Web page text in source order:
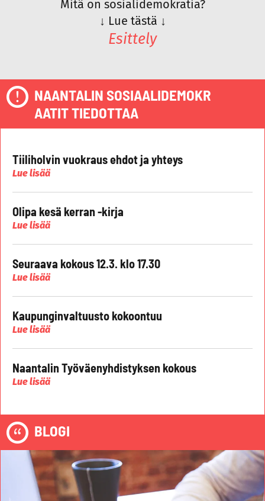
Mitä on sosialidemokratia?
↓ Lue tästä ↓
Esittely
NAANTALIN SOSIAALIDEMOKR
AATIT TIEDOTTAA
Tiiliholvin vuokraus ehdot ja yhteys
Lue lisää
Olipa kesä kerran -kirja
Lue lisää
Seuraava kokous 12.3. klo 17.30
Lue lisää
Kaupunginvaltuusto kokoontuu
Lue lisää
Naantalin Työväenyhdistyksen kokous
Lue lisää
BLOGI